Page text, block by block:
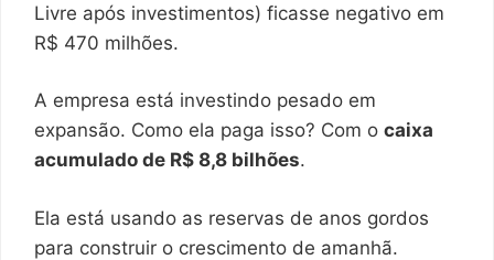
Livre após investimentos) ficasse negativo em
R$ 470 milhões.
A empresa está investindo pesado em
expansão. Como ela paga isso? Com o caixa
acumulado de R$ 8,8 bilhões.
Ela está usando as reservas de anos gordos
para construir o crescimento de amanhã.